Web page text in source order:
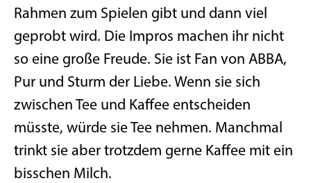
Rahmen zum Spielen gibt und dann viel
geprobt wird. Die Impros machen ihr nicht
so eine große Freude. Sie ist Fan von ABBA,
Pur und Sturm der Liebe. Wenn sie sich
zwischen Tee und Kaffee entscheiden
müsste, würde sie Tee nehmen. Manchmal
trinkt sie aber trotzdem gerne Kaffee mit ein
bisschen Milch.